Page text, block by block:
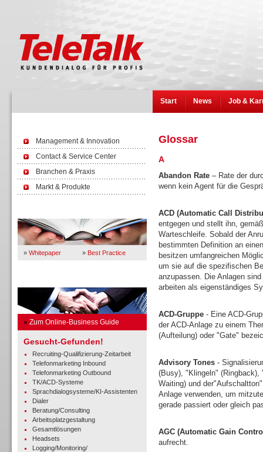
Start News Job &
Management & Innovation
Contact & Service Center
Branchen & Praxis
Markt & Produkte
» Whitepaper » Best Practice
» Zum Online-Business Guide
Gesucht-Gefunden!
Recruiting-Qualifizierung-Zeitarbeit
Telefonmarketing Inbound
Telefonmarketing Outbound
TK/ACD-Systeme
Sprachdialogsysteme/KI-Assistenten
Dialer
Beratung/Consulting
Arbeitsplatzgestaltung
Gesamtlösungen
Headsets
Logging/Monitoring/
Glossar
A
Abandon Rate – Rate der
wenn kein Agent für die
ACD (Automatic Call
entgegen und stellt ihn,
Warteschleife. Sobald der
bestimmten Definition an
besitzen umfangreichen
um sie auf die spezifischen
anzupassen. Die Anlagen
arbeiten als eigenständiges
ACD-Gruppe - Eine ACD-
der ACD-Anlage zu einem
(Aufteilung) oder "Gate"
Advisory Tones -
(Busy), "Klingeln"
Waiting) und
Anlage verwenden, um
gerade passiert oder gleich
AGC (Automatic Gain
aufrecht.